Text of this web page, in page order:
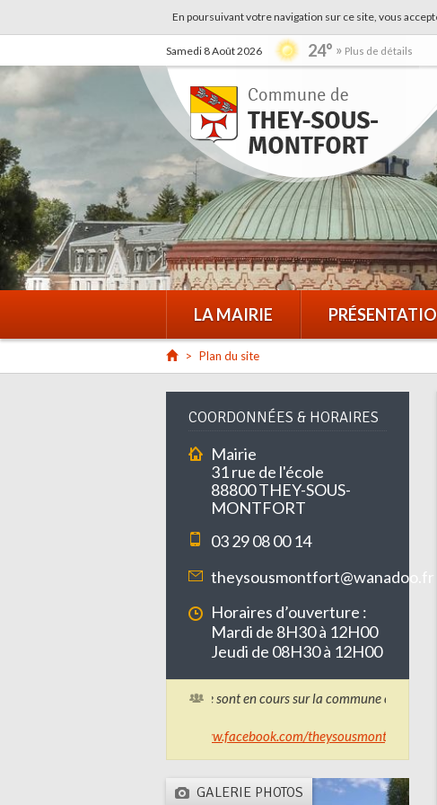
En poursuivant votre navigation sur ce site, vous
Samedi 8 Août 2026 24° Plus de détails
LA MAIRIE
Plan du site
COORDONNÉES & HORAIRES
Mairie
31 rue de l'école
88800 THEY-SOUS-
MONTFORT
03 29 08 00 14
theysousmontfort@wanadoo.fr
Horaires d’ouverture :
Mardi de 8H30 à 12H00
Jeudi de 08H30 à 12H00
Des travaux de voirie sont en cours sur la commune et
https://www.facebook.com/theysousmontfort/
GALERIE PHOTOS